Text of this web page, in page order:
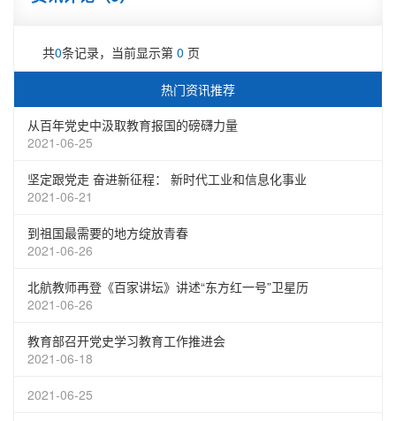
共0条记录，当前显示第 0 页
热门资讯推荐
从百年党史中汲取教育报国的磅礴力量
2021-06-25
坚定跟党走 奋进新征程： 新时代工业和信息化事业
2021-06-21
到祖国最需要的地方绽放青春
2021-06-26
北航教师再登《百家讲坛》讲述“东方红一号”卫星历
2021-06-26
教育部召开党史学习教育工作推进会
2021-06-18
2021-06-25